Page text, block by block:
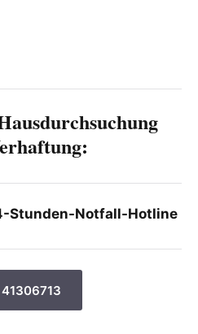
Stunden-Notfall-Hotline